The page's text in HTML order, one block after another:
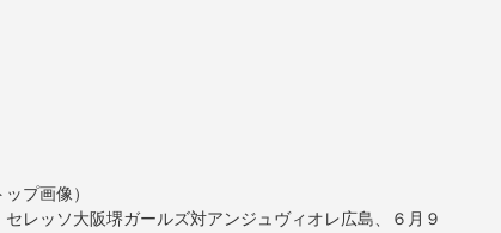
プ画像）
レッソ大阪堺ガールズ対アンジュヴィオレ広島、６月９